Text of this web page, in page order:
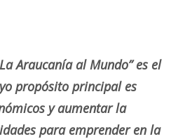
Araucanía al Mundo” es el
propósito principal es
y aumentar la
para emprender en la